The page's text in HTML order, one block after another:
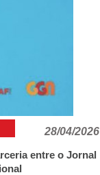
28/04/2026
entre o Jornal